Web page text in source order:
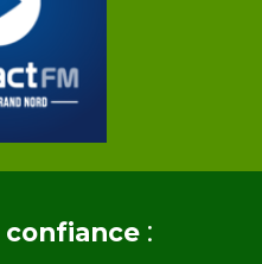
confiance :